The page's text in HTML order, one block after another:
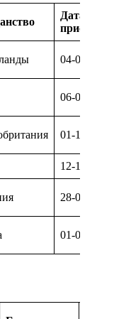
Дата
04-03-2010
06-01-2015
01-10-2019
12-10-2019
28-09-2020
01-08-2012